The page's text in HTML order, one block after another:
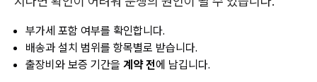
부가세 포함 여부를 확인합니다.
배송과 설치 범위를 항목별로 받습니다.
출장비와 보증 기간을 계약 전에 남깁니다.